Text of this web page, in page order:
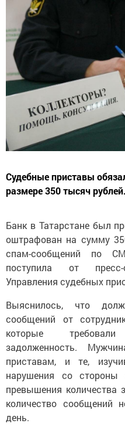
Судебные приставы
размере 350 тысяч рублей.
Банк в Татарстане был
оштрафован на сумму
спам-сообщений по
поступила от пресс-
Управления судебных
Выяснилось, что
сообщений от
которые
задолженность.
приставам, и те,
нарушения со стороны
превышения количества
количество
день.